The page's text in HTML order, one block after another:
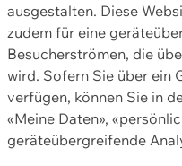
ausgestalten. Diese
zudem für eine
Besucherströmen, die
wird. Sofern Sie über ein
verfügen, können Sie in
«Meine Daten»,
geräteübergreifende